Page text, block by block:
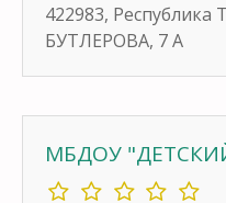
422983, Республика
БУТЛЕРОВА, 7 А
МБДОУ